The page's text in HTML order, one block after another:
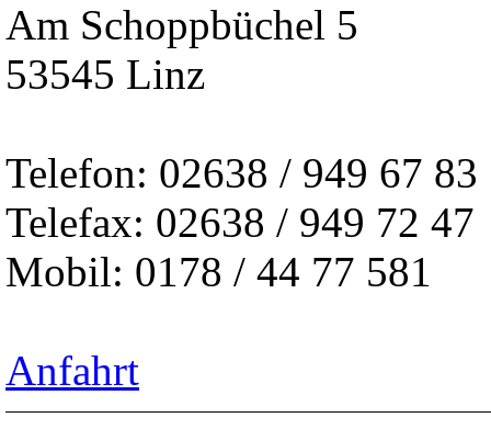
Am Schoppbüchel 5
53545 Linz
Telefon: 02638 / 949 67 83
Telefax: 02638 / 949 72 47
Mobil: 0178 / 44 77 581
Anfahrt